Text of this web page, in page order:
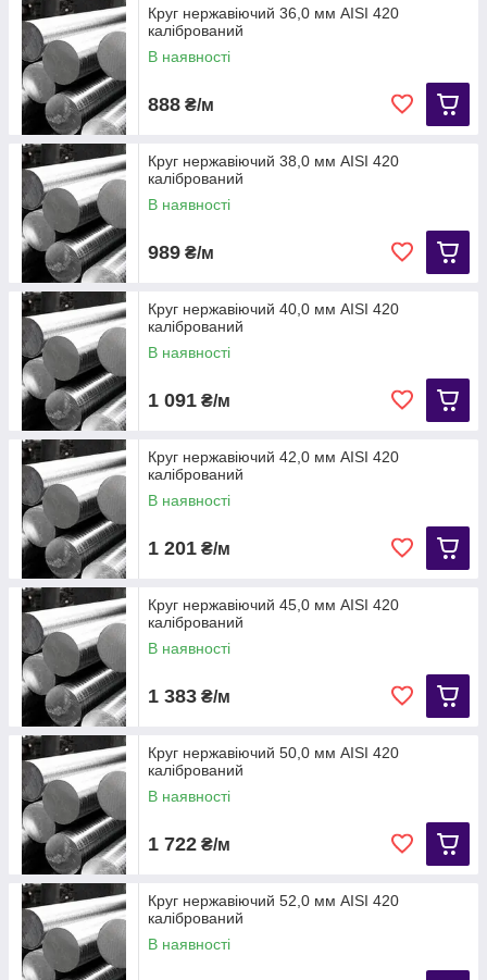
Круг нержавіючий 36,0 мм АІЅІ 420
калібрований
В наявності
888 ₴/м
Круг нержавіючий 38,0 мм AISI 420
калібрований
В наявності
989 ₴/м
Круг нержавіючий 40,0 мм АІЅІ 420
калібрований
В наявності
1 091 ₴/м
Круг нержавіючий 42,0 мм АІЅІ 420
калібрований
В наявності
1 201 ₴/м
Круг нержавіючий 45,0 мм АІЅІ 420
калібрований
В наявності
1 383 ₴/м
Круг нержавіючий 50,0 мм АІЅІ 420
калібрований
В наявності
1 722 ₴/м
Круг нержавіючий 52,0 мм АІЅІ 420
калібрований
В наявності